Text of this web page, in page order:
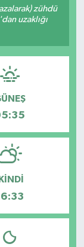
zühdü
uzaklığı
İKINDI